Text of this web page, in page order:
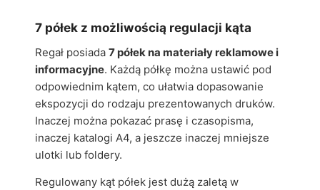
7 półek z możliwością regulacji kąta
Regał posiada 7 półek na materiały reklamowe i
informacyjne. Każdą półkę można ustawić pod
odpowiednim kątem, co ułatwia dopasowanie
ekspozycji do rodzaju prezentowanych druków.
Inaczej można pokazać prasę i czasopisma,
inaczej katalogi A4, a jeszcze inaczej mniejsze
ulotki lub foldery.
Regulowany kąt półek jest dużą zaletą w